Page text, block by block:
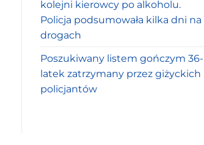
kolejni kierowcy po alkoholu.
Policja podsumowała kilka dni na
drogach
Poszukiwany listem gończym 36-
latek zatrzymany przez giżyckich
policjantów